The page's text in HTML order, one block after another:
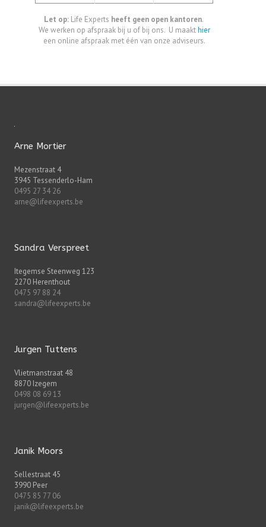
Let op:Life Experts heeft geen open kantoren.
We werken op afspraak bij u of bij ons. U maakthier
een online afspraak met één van onze adviseurs.
Arne Mortier
Mezenstraat 4
3945 Tessenderlo-Ham
0495 27 34 26
arne@lifeexperts.be
Sandra Verspreet
Itegemse Steenweg 123
2270 Herenthout
0475 97 88 24
sandra@lifeexperts.be
Jurgen Tuttens
Vlietmanstraat 48
8870 Izegem
0498 08 69 13
jurgen@lifeexperts.be
Janik Moors
Sellestraat 45
3990 Peer
0475 85 77 06
janik@lifeexperts.be